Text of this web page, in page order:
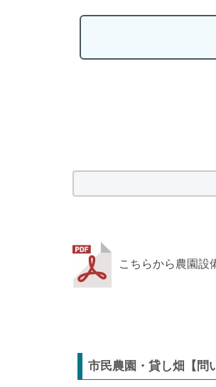
こちらから農園設
市民農園・貸し畑【問